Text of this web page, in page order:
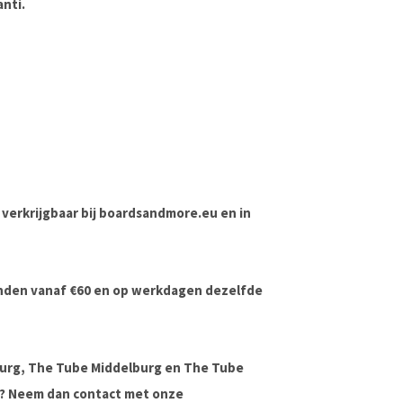
bij boardsandmore.eu en in
vanaf €60 en op werkdagen dezelfde
The Tube Middelburg en The Tube
Neem dan contact met onze